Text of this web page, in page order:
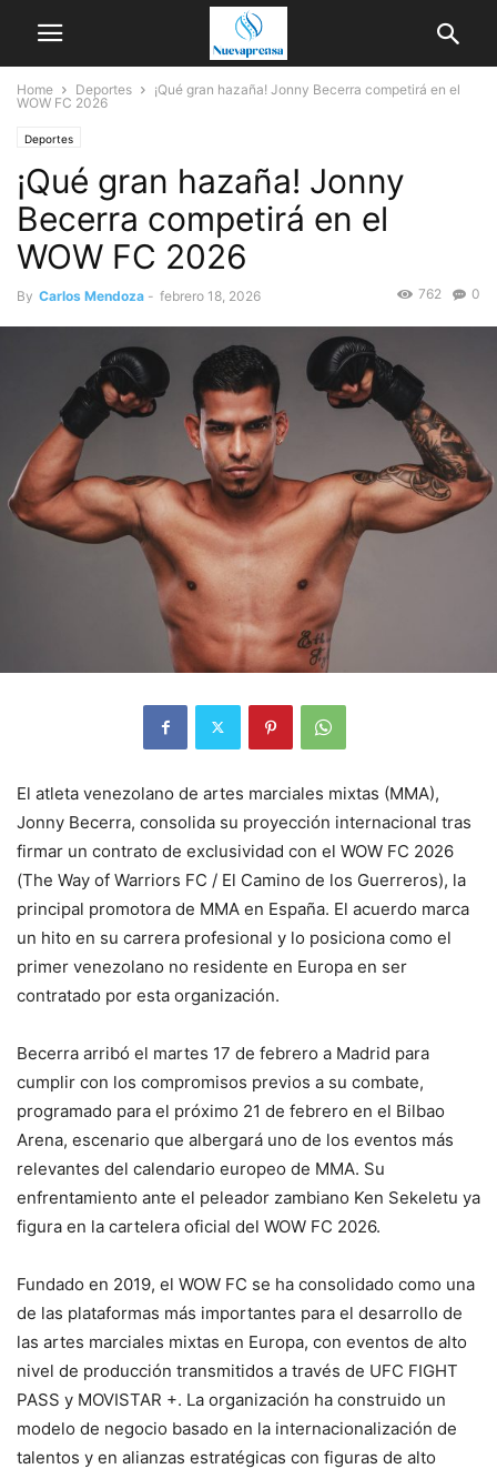
Home Deportes
¡Qué gran hazaña! Jonny Becerra competirá en el
WOW FC 2026
Deportes
¡Qué gran hazaña! Jonny
Becerra competirá en el
WOW FC 2026
By Carlos Mendoza - febrero 18, 2026 0
762
El atleta venezolano de artes marciales mixtas (MMA),
Jonny Becerra, consolida su proyección internacional tras
firmar un contrato de exclusividad con el WOW FC 2026
(The Way of Warriors FC / El Camino de los Guerreros), la
principal promotora de MMA en España. El acuerdo marca
un hito en su carrera profesional y lo posiciona como el
primer venezolano no residente en Europa en ser
contratado por esta organización.
Becerra arribó el martes 17 de febrero a Madrid para
cumplir con los compromisos previos a su combate,
programado para el próximo 21 de febrero en el Bilbao
Arena, escenario que albergará uno de los eventos más
relevantes del calendario europeo de MMA. Su
enfrentamiento ante el peleador zambiano Ken Sekeletu ya
figura en la cartelera oficial del WOW FC 2026.
Fundado en 2019, el WOW FC se ha consolidado como una
de las plataformas más importantes para el desarrollo de
las artes marciales mixtas en Europa, con eventos de alto
nivel de producción transmitidos a través de UFC FIGHT
PASS y MOVISTAR +. La organización ha construido un
modelo de negocio basado en la internacionalización de
talentos y en alianzas estratégicas con figuras de alto